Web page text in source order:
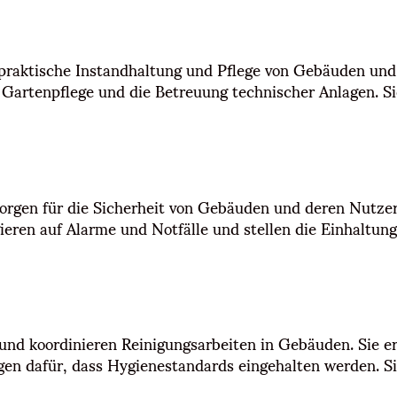
Instandhaltung und Pflege von Gebäuden
und die Betreuung technischer Anlagen.
für die Sicherheit von Gebäuden und deren
auf Alarme und Notfälle und stellen die
koordinieren Reinigungsarbeiten in Gebäuden. Sie
dafür, dass Hygienestandards eingehalten werden.